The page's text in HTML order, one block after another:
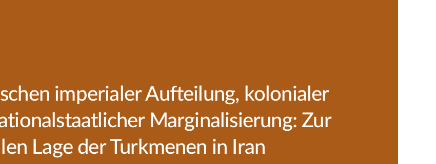
imperialer Aufteilung, kolonialer
Marginalisierung: Zur
Lage der Turkmenen in Iran